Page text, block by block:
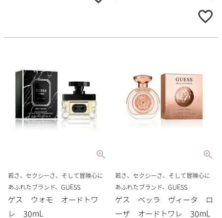
若さ、セクシーさ、そして冒険心に
あふれたブランド、GUESS
ゲス ウォモ オードトワ
レ 30mL
若さ、セクシーさ、そして冒険心に
あふれたブランド、GUESS
ゲス ベッラ ヴィータ ロ
ーザ オードトワレ 30mL